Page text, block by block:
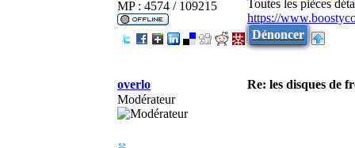
MP : 4574 / 109215
Toutes les pièces
https://
Dénoncer
overlo
Re: les disques de
Modérateur